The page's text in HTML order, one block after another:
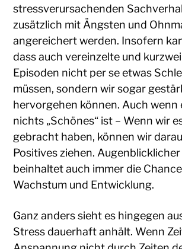
stressverursachenden
zusätzlich mit Ängsten und
angereichert werden. Insofern
dass auch vereinzelte und
Episoden nicht per se etwas
müssen, sondern wir sogar
hervorgehen können. Auch wenn
nichts „Schönes“ ist – Wenn wir
gebracht haben, können wir
Positives ziehen.
beinhaltet auch immer die
Wachstum und Entwicklung.
Ganz anders sieht es hingegen
Stress dauerhaft anhält. Wenn